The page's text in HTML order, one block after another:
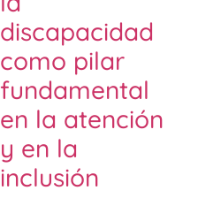
discapacidad
como pilar
fundamental
en la atención
y en la
inclusión